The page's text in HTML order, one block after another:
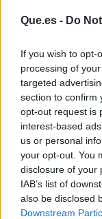
Que.es - Do
If you wish to opt-
processing of
targeted
section to confirm
opt-out request is
interest-based
us or personal
your opt-out. You
disclosure of your
IAB’s list of
also be disclosed
Downstream
Es esencial
llegue a la
recurrir a este
esta vida,
Seijas
Estos y
en el tiempo
Seijas enclub